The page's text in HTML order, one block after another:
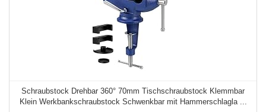
Schraubstock Drehbar 360° 70mm Tischschraubstock Klemmbar
Klein Werkbankschraubstock Schwenkbar mit Hammerschlagla ...